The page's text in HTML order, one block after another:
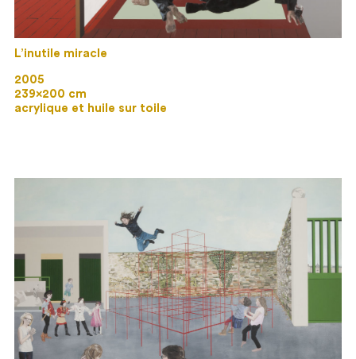
L’inutile miracle
2005
239×200 cm
acrylique et huile sur toile